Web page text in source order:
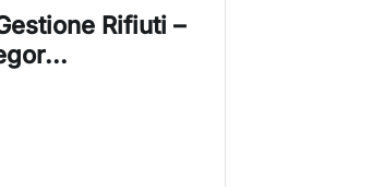
Rifiuti –